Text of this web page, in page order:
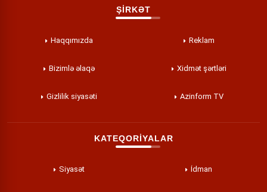
ŞİRKƏT
Haqqımızda Reklam
Bizimlə əlaqə Xidmət şərtləri
Gizlilik siyasəti Azinform TV
KATEQORİYALAR
Siyasət İdman